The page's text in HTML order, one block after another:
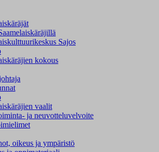
Sajos
kokous
vaalit
ja neuvotteluvelvoite
oikeus ja ympäristö